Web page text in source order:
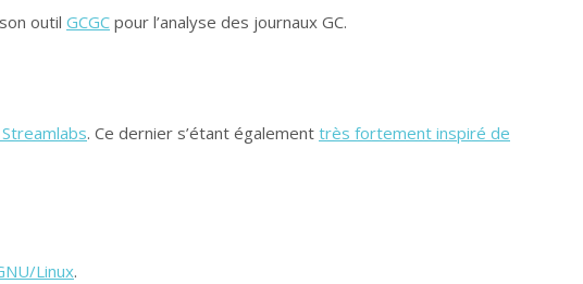
son outil GCGC pour l’analyse des journaux GC.
. Ce dernier s’étant également très fortement inspiré de
Linux.